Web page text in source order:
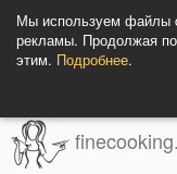
Мы используем файлы
рекламы. Продолжая
этим. Подробнее.